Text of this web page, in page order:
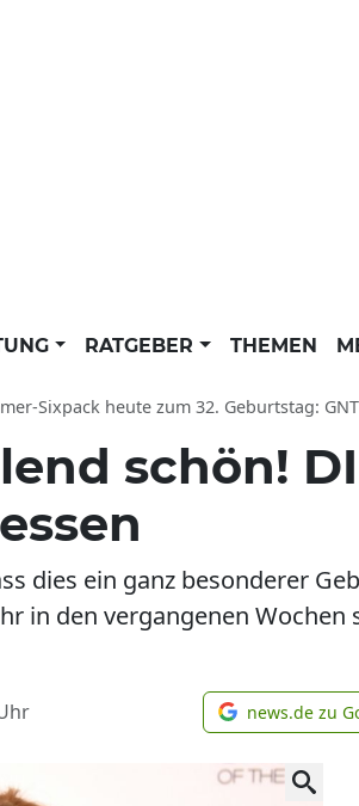
RATGEBER THEMEN
heute zum 32. Geburtstag: GNTM-
schön!
dies ein ganz besonderer
in den vergangenen Wochen
news.de zu